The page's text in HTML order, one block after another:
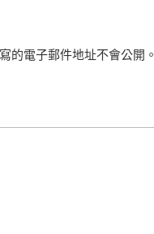
的電子郵件地址不會公開。